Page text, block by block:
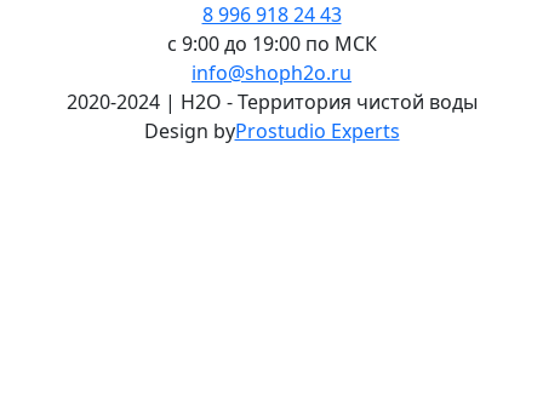
8 996 918 24 43
с 9:00 до 19:00 по МСК
info@shoph2o.ru
2020-2024 | H2O - Территория чистой воды
Design byProstudio Experts